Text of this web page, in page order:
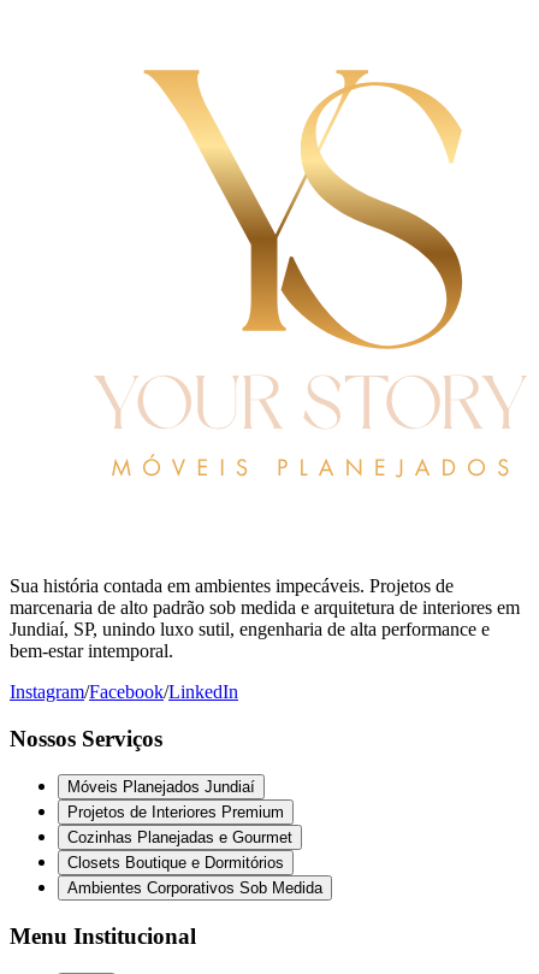
Sua história contada em ambientes impecáveis. Projetos de
marcenaria de alto padrão sob medida e arquitetura de interiores em
Jundiaí, SP, unindo luxo sutil, engenharia de alta performance e
bem-estar intemporal.
Instagram/Facebook/LinkedIn
Nossos Serviços
Móveis Planejados Jundiaí
Projetos de Interiores Premium
Cozinhas Planejadas e Gourmet
Closets Boutique e Dormitórios
Ambientes Corporativos Sob Medida
Menu Institucional